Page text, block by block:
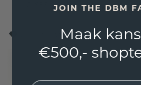
€ 655,20€ 819,-
Wij vervaardigen ook uw
JOIN THE DBM
Maak
€500,-